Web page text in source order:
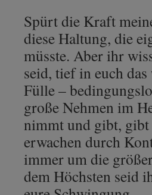
Spürt die Kraft
diese Haltung, die
müsste. Aber ihr
seid, tief in euch
Fülle –
große Nehmen im
nimmt und gibt,
erwachen durch
immer um die
dem Höchsten seid